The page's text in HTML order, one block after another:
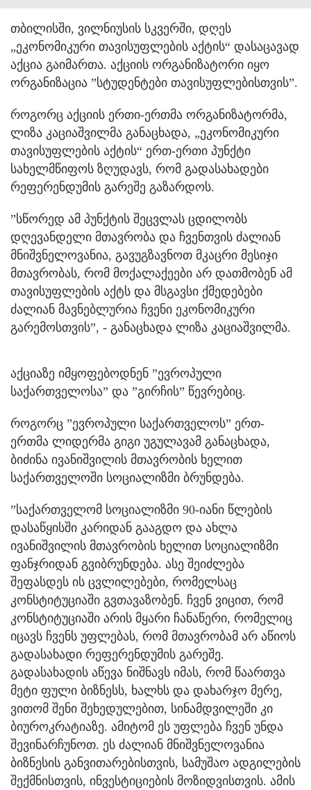
თბილისში, ვილნიუსის სკვერში, დღეს
„ეკონომიკური თავისუფლების აქტის“ დასაცავად
აქცია გაიმართა. აქციის ორგანიზატორი იყო
ორგანიზაცია ”სტუდენტები თავისუფლებისთვის”.
როგორც აქციის ერთი-ერთმა ორგანიზატორმა,
ლიზა კაციაშვილმა განაცხადა, „ეკონომიკური
თავისუფლების აქტის“ ერთ-ერთი პუნქტი
სახელმწიფოს ზღუდავს, რომ გადასახადები
რეფერენდუმის გარეშე გაზარდოს.
”სწორედ ამ პუნქტის შეცვლას ცდილობს
დღევანდელი მთავრობა და ჩვენთვის ძალიან
მნიშვნელოვანია, გავუგზავნოთ მკაცრი მესიჯი
მთავრობას, რომ მოქალაქეები არ დათმობენ ამ
თავისუფლების აქტს და მსგავსი ქმედებები
ძალიან მავნებლურია ჩვენი ეკონომიკური
გარემოსთვის”, - განაცხადა ლიზა კაციაშვილმა.
აქციაზე იმყოფებოდნენ ”ევროპული
საქართველოსა” და ”გირჩის” წევრებიც.
როგორც ”ევროპული საქართველოს” ერთ-
ერთმა ლიდერმა გიგი უგულავამ განაცხადა,
ბიძინა ივანიშვილის მთავრობის ხელით
საქართველოში სოციალიზმი ბრუნდება.
”საქართველომ სოციალიზმი 90-იანი წლების
დასაწყისში კარიდან გააგდო და ახლა
ივანიშვილის მთავრობის ხელით სოციალიზმი
ფანჯრიდან გვიბრუნდება. ასე შეიძლება
შეფასდეს ის ცვლილებები, რომელსაც
კონსტიტუციაში გვთავაზობენ. ჩვენ ვიცით, რომ
კონსტიტუციაში არის მყარი ჩანაწერი, რომელიც
იცავს ჩვენს უფლებას, რომ მთავრობამ არ აწიოს
გადასახადი რეფერენდუმის გარეშე.
გადასახადის აწევა ნიშნავს იმას, რომ წაართვა
მეტი ფული ბიზნესს, ხალხს და დახარჯო მერე,
ვითომ შენი შეხედულებით, სინამდვილეში კი
ბიუროკრატიაზე. ამიტომ ეს უფლება ჩვენ უნდა
შევინარჩუნოთ. ეს ძალიან მნიშვნელოვანია
ბიზნესის განვითარებისთვის, სამუშაო ადგილების
შექმნისთვის, ინვესტიციების მოზიდვისთვის. ამის